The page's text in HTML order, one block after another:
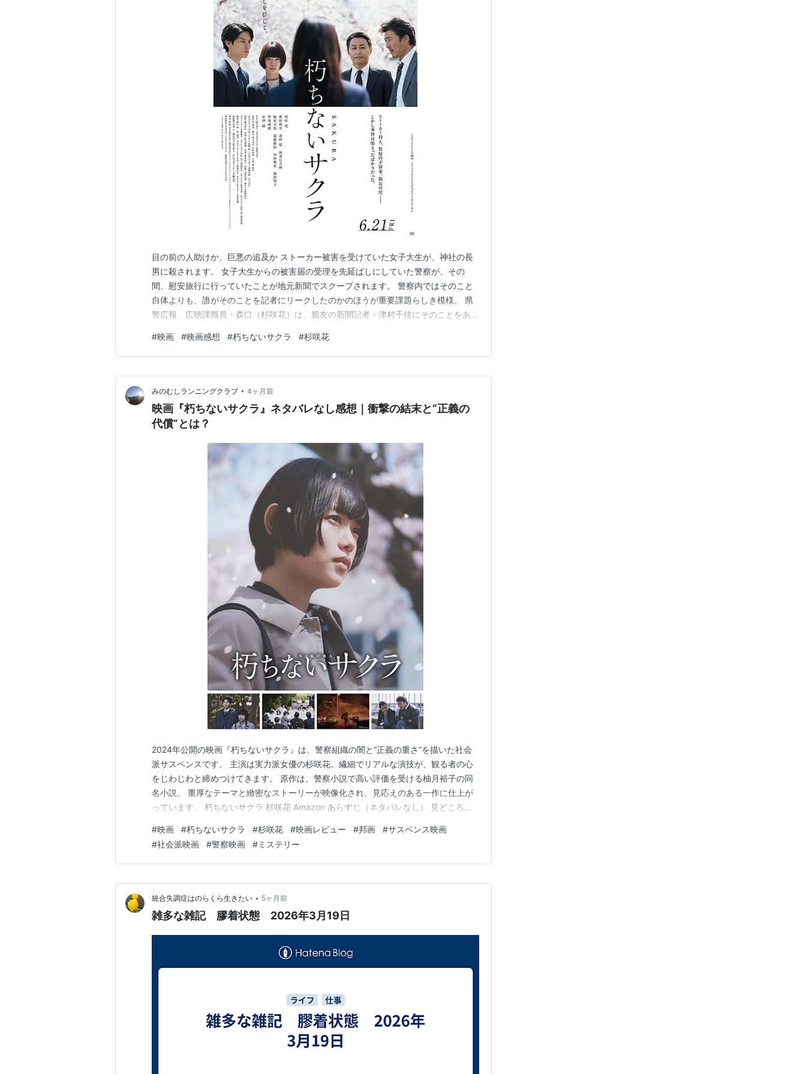
目の前の人助けか、巨悪の追及か ストーカー被害を受けていた女子大生が、神社の長
男に殺されます。 女子大生からの被害届の受理を先延ばしにしていた警察が、その
間、慰安旅行に行っていたことが地元新聞でスクープされます。 警察内ではそのこと
自体よりも、誰がそのことを記者にリークしたのかのほうが重要課題らしき模様。 県
警広報、広聴課職員・森口（杉咲花）は、親友の新聞記者・津村千佳にそのことをあく
は身の潔白を証明しようとしましたが、一週間後に変死体で発見されます。千佳を疑っ
たことを後悔した森口は、自身は捜査する立場にはないにもか…
#映画 #映画感想 #朽ちないサクラ #杉咲花
みのむしランニングクラブ • 4ヶ月前
映画『朽ちないサクラ』ネタバレなし感想｜衝撃の結末と“正義の
代償”とは？
2024年公開の映画『朽ちないサクラ』は、警察組織の闇と“正義の重さ”を描いた社会
派サスペンスです。 主演は実力派女優の杉咲花。繊細でリアルな演技が、観る者の心
をじわじわと締めつけてきます。 原作は、警察小説で高い評価を受ける柚月裕子の同
名小説。 重厚なテーマと緻密なストーリーが映像化され、見応えのある一作に仕上が
っています。 朽ちないサクラ 杉咲花 Amazon あらすじ（ネタバレなし） 見どころ
『朽ちないサクラ』の意味 こんな人におすすめ まとめ Prime Video 無料体験はこちら
あらすじ（ネタバレなし）…
#映画 #朽ちないサクラ #杉咲花 #映画レビュー #邦画 #サスペンス映画
#社会派映画 #警察映画 #ミステリー
統合失調症はのらくら生きたい • 5ヶ月前
雑多な雑記 膠着状態 2026年3月19日